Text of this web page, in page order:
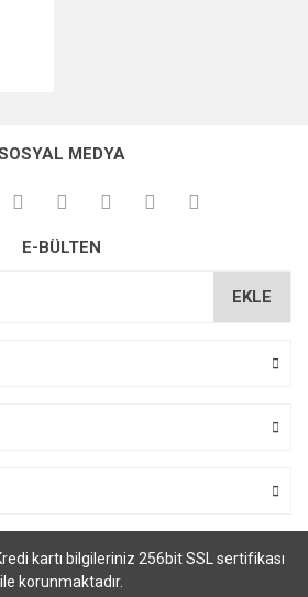
MEDYA
E-BÜLTEN
EKLE
kartı bilgileriniz 256bit SSL sertifikası
ile korunmaktadır.